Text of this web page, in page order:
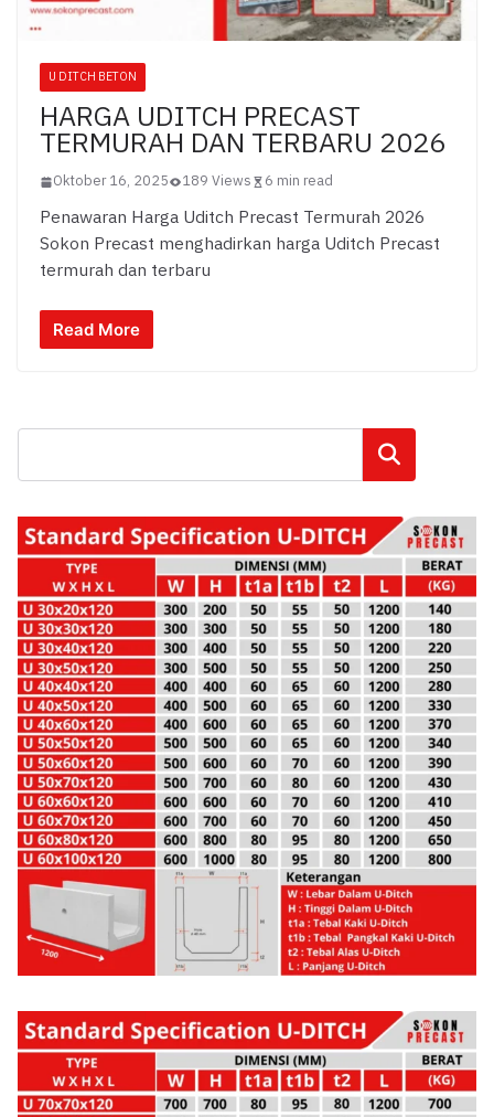
U DITCH BETON
HARGA UDITCH PRECAST
TERMURAH DAN TERBARU 2026
Oktober 16, 2025 189 Views 6 min read
Penawaran Harga Uditch Precast Termurah 2026
Sokon Precast menghadirkan harga Uditch Precast
termurah dan terbaru
Read More
Cari